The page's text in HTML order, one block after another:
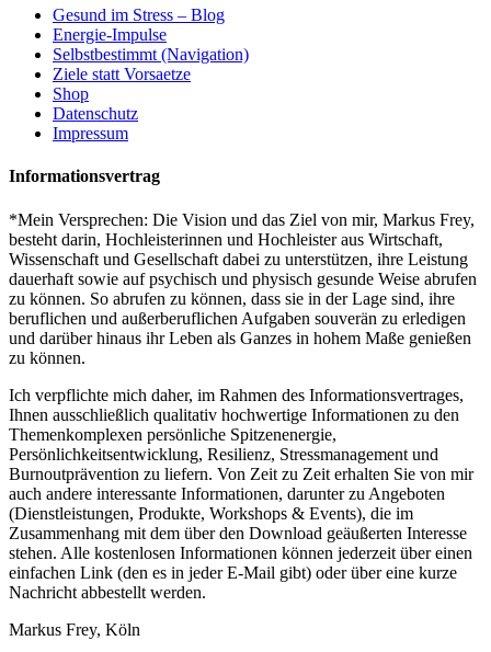
Gesund im Stress – Blog
Energie-Impulse
Selbstbestimmt (Navigation)
Ziele statt Vorsaetze
Shop
Datenschutz
Impressum
Informationsvertrag
*Mein Versprechen: Die Vision und das Ziel von mir, Markus Frey,
besteht darin, Hochleisterinnen und Hochleister aus Wirtschaft,
Wissenschaft und Gesellschaft dabei zu unterstützen, ihre Leistung
dauerhaft sowie auf psychisch und physisch gesunde Weise abrufen
zu können. So abrufen zu können, dass sie in der Lage sind, ihre
beruflichen und außerberuflichen Aufgaben souverän zu erledigen
und darüber hinaus ihr Leben als Ganzes in hohem Maße genießen
zu können.
Ich verpflichte mich daher, im Rahmen des Informationsvertrages,
Ihnen ausschließlich qualitativ hochwertige Informationen zu den
Themenkomplexen persönliche Spitzenenergie,
Persönlichkeitsentwicklung, Resilienz, Stressmanagement und
Burnoutprävention zu liefern. Von Zeit zu Zeit erhalten Sie von mir
auch andere interessante Informationen, darunter zu Angeboten
(Dienstleistungen, Produkte, Workshops & Events), die im
Zusammenhang mit dem über den Download geäußerten Interesse
stehen. Alle kostenlosen Informationen können jederzeit über einen
einfachen Link (den es in jeder E-Mail gibt) oder über eine kurze
Nachricht abbestellt werden.
Markus Frey, Köln